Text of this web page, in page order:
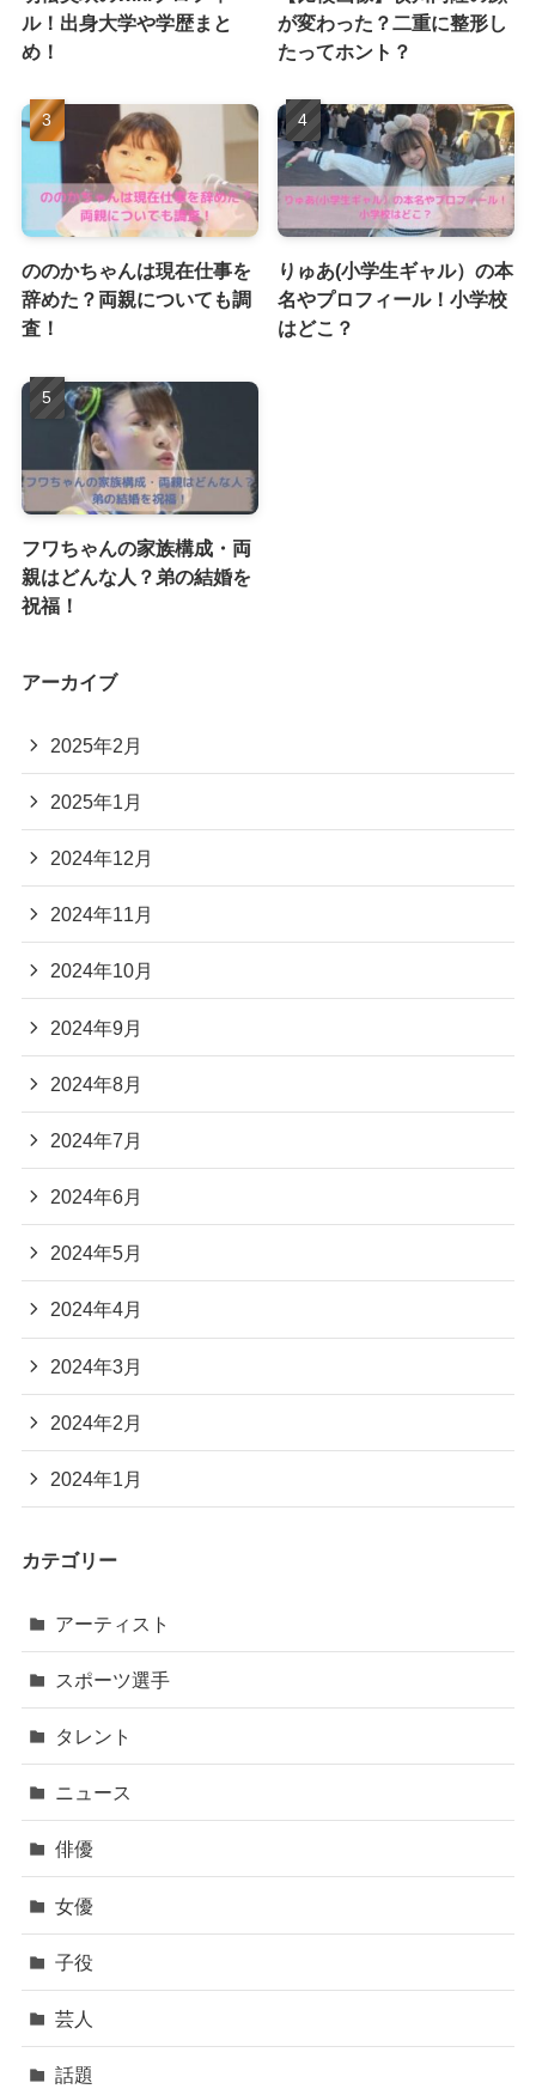
ル！出身大学や学歴まと
め！
が変わった？二重に整形し
たってホント？
ののかちゃんは現在仕事を
辞めた？両親についても調
査！
りゅあ(小学生ギャル）の本
名やプロフィール！小学校
はどこ？
フワちゃんの家族構成・両
親はどんな人？弟の結婚を
祝福！
アーカイブ
2025年2月
2025年1月
2024年12月
2024年11月
2024年10月
2024年9月
2024年8月
2024年7月
2024年6月
2024年5月
2024年4月
2024年3月
2024年2月
2024年1月
カテゴリー
アーティスト
スポーツ選手
タレント
ニュース
俳優
女優
子役
芸人
話題